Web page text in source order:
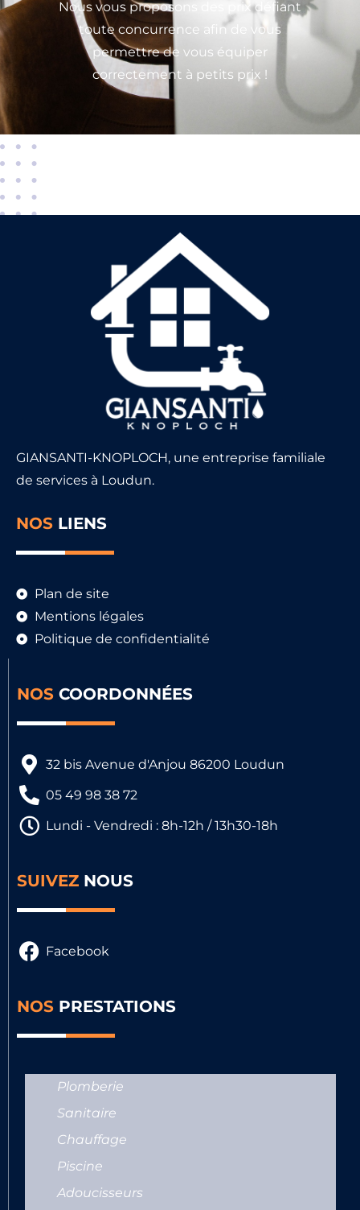
Nous vous proposons des prix défiant
toute concurrence afin de vous
permettre de vous équiper
correctement à petits prix !
GIANSANTI-KNOPLOCH, une entreprise familiale
de services à Loudun.
NOS LIENS
Plan de site
Mentions légales
Politique de confidentialité
NOS COORDONNÉES
32 bis Avenue d'Anjou 86200 Loudun
05 49 98 38 72
Lundi - Vendredi : 8h-12h / 13h30-18h
SUIVEZ NOUS
Facebook
NOS PRESTATIONS
Plomberie
Sanitaire
Chauffage
Piscine
Adoucisseurs